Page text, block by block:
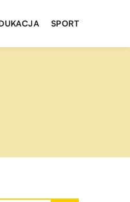
SPORT